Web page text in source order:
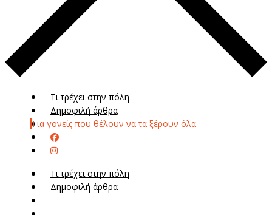
Τι τρέχει στην πόλη
Δημοφιλή άρθρα
Για γονείς που θέλουν να τα ξέρουν όλα
Τι τρέχει στην πόλη
Δημοφιλή άρθρα